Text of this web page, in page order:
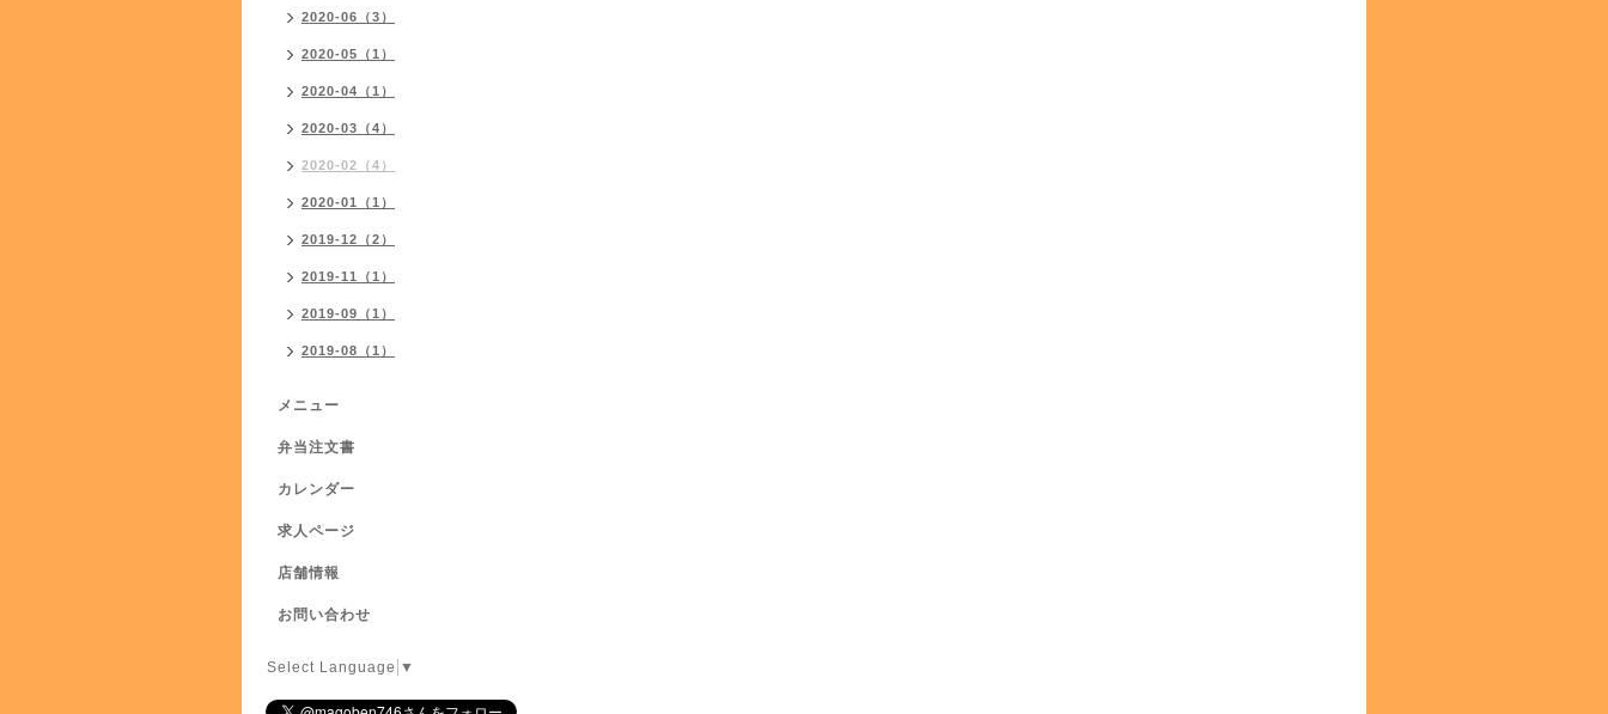
2020-06（3）
2020-05（1）
2020-04（1）
2020-03（4）
2020-02（4）
2020-01（1）
2019-12（2）
2019-11（1）
2019-09（1）
2019-08（1）
メニュー
弁当注文書
カレンダー
求人ページ
店舗情報
お問い合わせ
Select Language ▼